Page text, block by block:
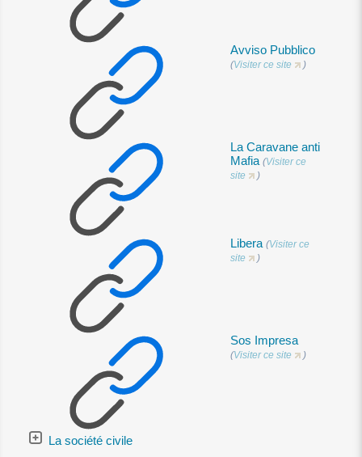
Avviso Pubblico
(Visiter ce site )
La Caravane anti
Mafia (Visiter ce
site
)
Libera (Visiter ce
site
)
Sos Impresa
(Visiter ce site )
La société civile